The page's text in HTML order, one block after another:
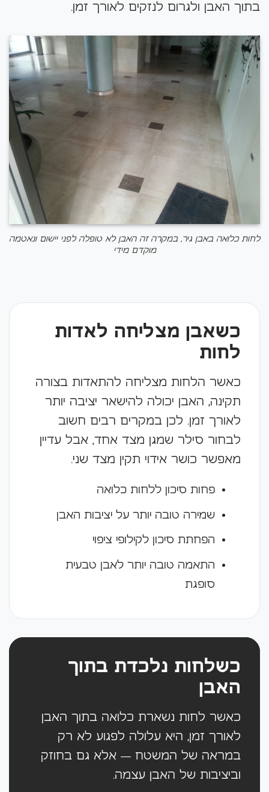
בתוך האבן ולגרום לנזקים לאורך זמן.
לחות כלואה באבן גיר, במקרה זה האבן לא טופלה לפני יישום ונאטמה
מוקדם מידי
כשאבן מצליחה לאדות
לחות
כאשר הלחות מצליחה להתאדות בצורה
תקינה, האבן יכולה להישאר יציבה יותר
לאורך זמן. לכן במקרים רבים חשוב
לבחור סילר שמגן מצד אחד, אבל עדיין
מאפשר כושר אידוי תקין מצד שני.
פחות סיכון ללחות כלואה
שמירה טובה יותר על יציבות האבן
הפחתת סיכון לקילופי ציפוי
התאמה טובה יותר לאבן טבעית
סופגת
כשלחות נלכדת בתוך
האבן
כאשר לחות נשארת כלואה בתוך האבן
לאורך זמן, היא עלולה לפגוע לא רק
במראה של המשטח — אלא גם בחוזק
וביציבות של האבן עצמה.